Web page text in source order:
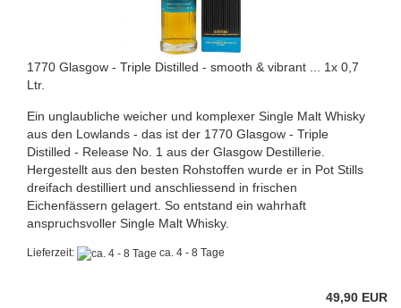
1770 Glasgow - Triple Distilled - smooth & vibrant ... 1x 0,7
Ltr.
Ein unglaubliche weicher und komplexer Single Malt Whisky
aus den Lowlands - das ist der 1770 Glasgow - Triple
Distilled - Release No. 1 aus der Glasgow Destillerie.
Hergestellt aus den besten Rohstoffen wurde er in Pot Stills
dreifach destilliert und anschliessend in frischen
Eichenfässern gelagert. So entstand ein wahrhaft
anspruchsvoller Single Malt Whisky.
Lieferzeit: ca. 4 - 8 Tage
49,90 EUR